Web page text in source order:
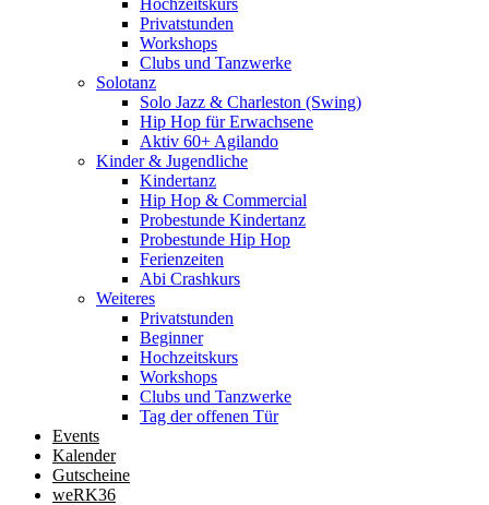
Hochzeitskurs
Privatstunden
Workshops
Clubs und Tanzwerke
Solotanz
Solo Jazz & Charleston (Swing)
Hip Hop für Erwachsene
Aktiv 60+ Agilando
Kinder & Jugendliche
Kindertanz
Hip Hop & Commercial
Probestunde Kindertanz
Probestunde Hip Hop
Ferienzeiten
Abi Crashkurs
Weiteres
Privatstunden
Beginner
Hochzeitskurs
Workshops
Clubs und Tanzwerke
Tag der offenen Tür
Events
Kalender
Gutscheine
weRK36